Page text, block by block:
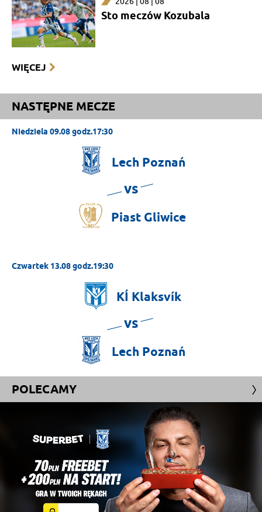
Sto meczów Kozubala
WIĘCEJ
NASTĘPNE MECZE
Niedziela 09.08 godz.17:30
Lech Poznań
vs
Piast Gliwice
Czwartek 13.08 godz.19:30
KÍ Klaksvík
vs
Lech Poznań
POLECAMY